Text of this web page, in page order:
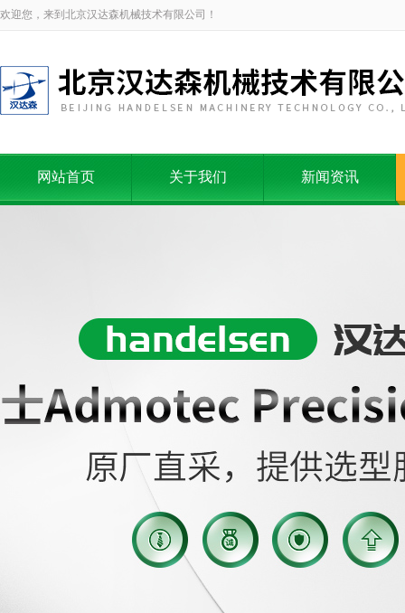
欢迎您，来到北京汉达森机械技术有限公司！
网站首页 关于我们 新闻资讯